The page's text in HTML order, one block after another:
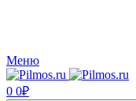
Меню
0 0₽